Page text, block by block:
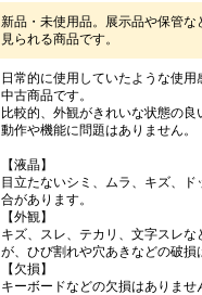
新品・未使用品。展示品や保管な
見られる商品です。
日常的に使用していたような使用
中古商品です。
比較的、外観がきれいな状態の良
動作や機能に問題はありません。
【液晶】
目立たないシミ、ムラ、キズ、
合があります。
【外観】
キズ、スレ、テカリ、文字スレ
が、ひび割れや穴あきなどの破損
【欠損】
キーボードなどの欠損はありませ